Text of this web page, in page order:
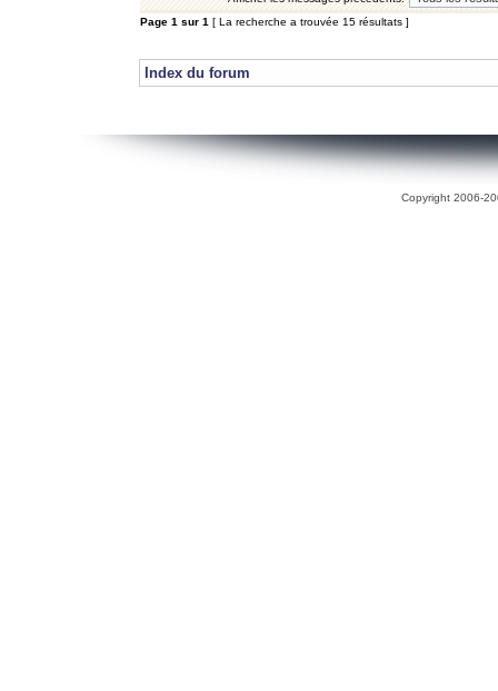
Page 1 sur 1 [ La recherche a trouvée 15 résultats ]
Index du forum
Copyright 2006-